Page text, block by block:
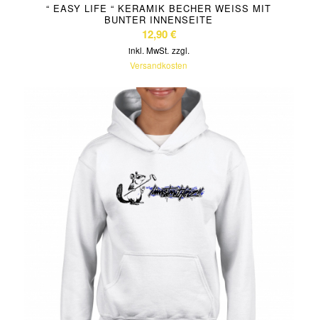
“ EASY LIFE “ KERAMIK BECHER WEISS MIT B
UNTER INNENSEITE
12,90€
inkl. MwSt. zzgl.
Versandkosten